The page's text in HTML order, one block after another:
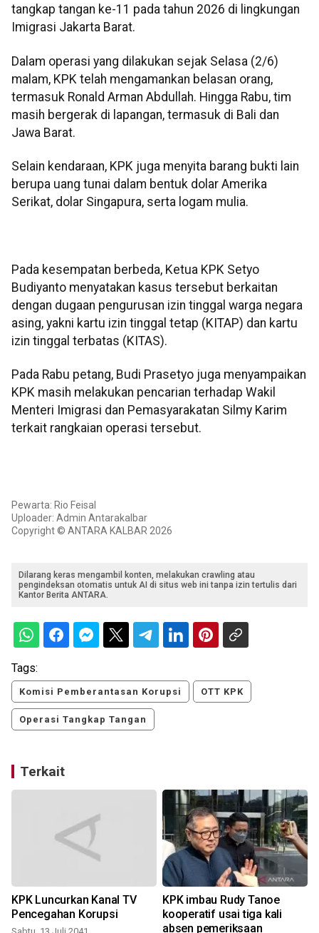
tangkap tangan ke-11 pada tahun 2026 di lingkungan
Imigrasi Jakarta Barat.
Dalam operasi yang dilakukan sejak Selasa (2/6)
malam, KPK telah mengamankan belasan orang,
termasuk Ronald Arman Abdullah. Hingga Rabu, tim
masih bergerak di lapangan, termasuk di Bali dan
Jawa Barat.
Selain kendaraan, KPK juga menyita barang bukti lain
berupa uang tunai dalam bentuk dolar Amerika
Serikat, dolar Singapura, serta logam mulia.
Pada kesempatan berbeda, Ketua KPK Setyo
Budiyanto menyatakan kasus tersebut berkaitan
dengan dugaan pengurusan izin tinggal warga negara
asing, yakni kartu izin tinggal tetap (KITAP) dan kartu
izin tinggal terbatas (KITAS).
Pada Rabu petang, Budi Prasetyo juga menyampaikan
KPK masih melakukan pencarian terhadap Wakil
Menteri Imigrasi dan Pemasyarakatan Silmy Karim
terkait rangkaian operasi tersebut.
Pewarta: Rio Feisal
Uploader: Admin Antarakalbar
Copyright © ANTARA KALBAR 2026
Dilarang keras mengambil konten, melakukan crawling atau
pengindeksan otomatis untuk AI di situs web ini tanpa izin tertulis dari
Kantor Berita ANTARA.
Tags:
Komisi Pemberantasan Korupsi OTT KPK
Operasi Tangkap Tangan
Terkait
KPK Luncurkan Kanal TV
Pencegahan Korupsi
KPK imbau Rudy Tanoe
kooperatif usai tiga kali
absen pemeriksaan